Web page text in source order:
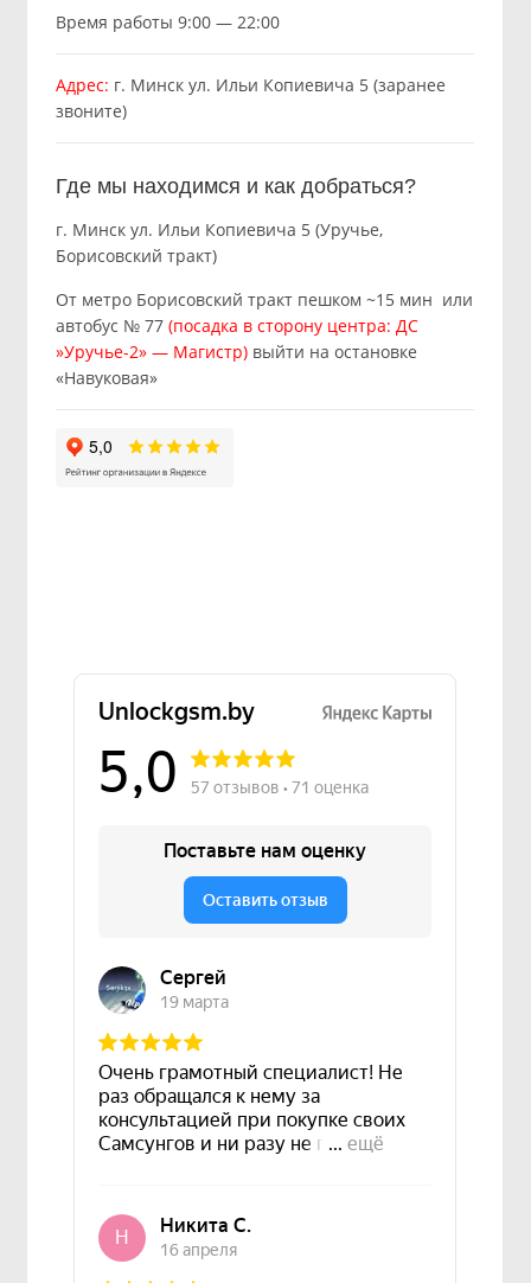
Время работы 9:00 — 22:00
Адрес: г. Минск ул. Ильи Копиевича 5 (заранее
звоните)
Где мы находимся и как добраться?
г. Минск ул. Ильи Копиевича 5 (Уручье,
Борисовский тракт)
От метро Борисовский тракт пешком ~15 мин или
автобус № 77 (посадка в сторону центра: ДС
»Уручье-2» — Магистр)выйти на остановке
«Навуковая»